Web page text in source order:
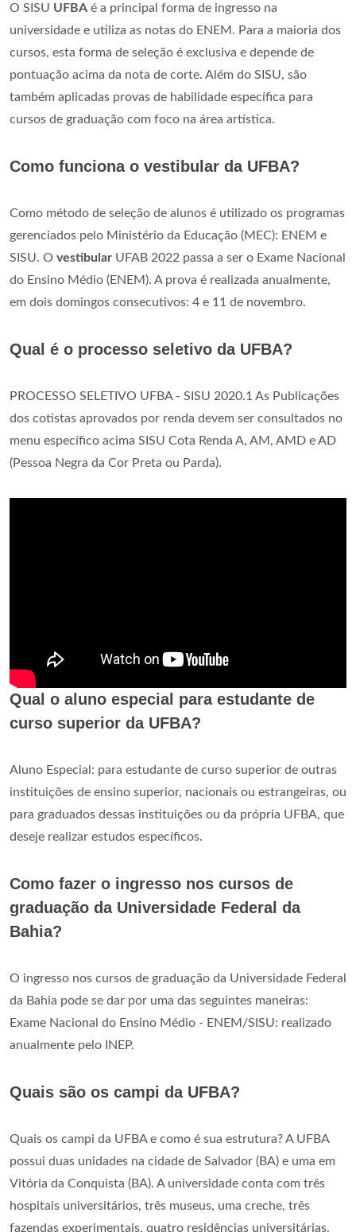
O SISU UFBA é a principal forma de ingresso na
universidade e utiliza as notas do ENEM. Para a maioria dos
cursos, esta forma de seleção é exclusiva e depende de
pontuação acima da nota de corte. Além do SISU, são
também aplicadas provas de habilidade específica para
cursos de graduação com foco na área artística.
Como funciona o vestibular da UFBA?
Como método de seleção de alunos é utilizado os programas
gerenciados pelo Ministério da Educação (MEC): ENEM e
SISU. O vestibular UFAB 2022 passa a ser o Exame Nacional
do Ensino Médio (ENEM). A prova é realizada anualmente,
em dois domingos consecutivos: 4 e 11 de novembro.
Qual é o processo seletivo da UFBA?
PROCESSO SELETIVO UFBA - SISU 2020.1 As Publicações
dos cotistas aprovados por renda devem ser consultados no
menu específico acima SISU Cota Renda A, AM, AMD e AD
(Pessoa Negra da Cor Preta ou Parda).
Qual o aluno especial para estudante de
curso superior da UFBA?
Aluno Especial: para estudante de curso superior de outras
instituições de ensino superior, nacionais ou estrangeiras, ou
para graduados dessas instituições ou da própria UFBA, que
deseje realizar estudos específicos.
Como fazer o ingresso nos cursos de
graduação da Universidade Federal da
Bahia?
O ingresso nos cursos de graduação da Universidade Federal
da Bahia pode se dar por uma das seguintes maneiras:
Exame Nacional do Ensino Médio - ENEM/SISU: realizado
anualmente pelo INEP.
Quais são os campi da UFBA?
Quais os campi da UFBA e como é sua estrutura? A UFBA
possui duas unidades na cidade de Salvador (BA) e uma em
Vitória da Conquista (BA). A universidade conta com três
hospitais universitários, três museus, uma creche, três
fazendas experimentais, quatro residências universitárias,